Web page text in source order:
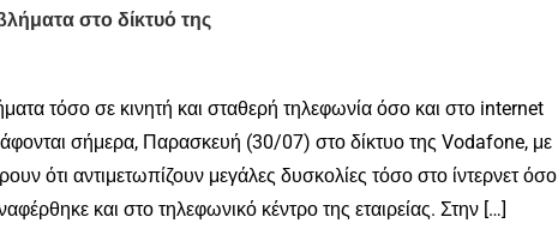
στο δίκτυό της
τόσο σε κινητή και σταθερή τηλεφωνία όσο και στο internet
σήμερα, Παρασκευή (30/07) στο δίκτυο της Vodafone, με
ότι αντιμετωπίζουν μεγάλες δυσκολίες τόσο στο ίντερνετ όσο
και στο τηλεφωνικό κέντρο της εταιρείας. Στην […]